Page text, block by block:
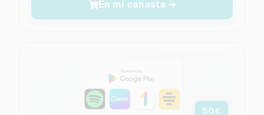
En mi canasta
50€